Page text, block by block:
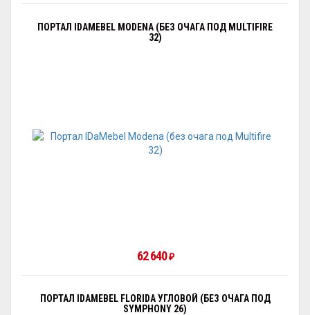
ПОРТАЛ IDAMEBEL MODENA (БЕЗ ОЧАГА ПОД MULTIFIRE
32)
62 640 ₽
ПОРТАЛ IDAMEBEL FLORIDA УГЛОВОЙ (БЕЗ ОЧАГА ПОД
SYMPHONY 26)